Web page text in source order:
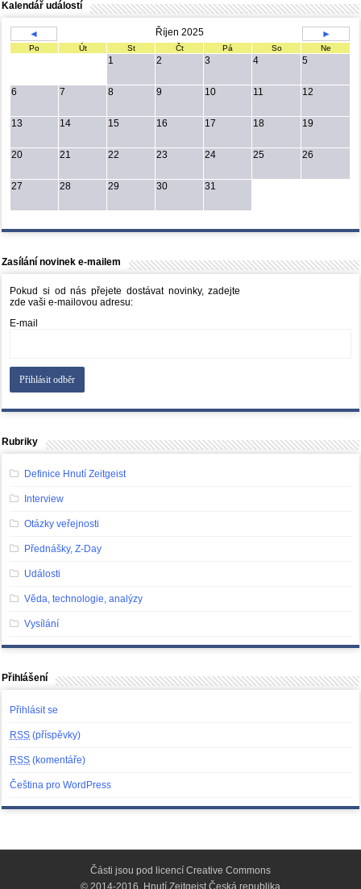
Kalendář událostí
◄ Říjen 2025 ►
Po Út St Čt Pá So Ne
1 2 3 4 5
6 7 8 9 10 11 12
13 14 15 16 17 18 19
20 21 22 23 24 25 26
27 28 29 30 31
Zasílání novinek e-mailem
Pokud si od nás přejete dostávat novinky, zadejte
zde vaši e-mailovou adresu:
E-mail
Rubriky
Definice Hnutí Zeitgeist
Interview
Otázky veřejnosti
Přednášky, Z-Day
Události
Věda, technologie, analýzy
Vysílání
Přihlášení
Přihlásit se
RSS (příspěvky)
RSS (komentáře)
Čeština pro WordPress
Části jsou pod licencí Creative Commons
© 2014-2016, Hnutí Zeitgeist Česká republika